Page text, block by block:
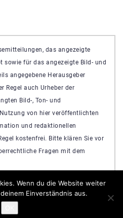
das angezeigte
sowie für das angezeigte Bild- und
angegebene Herausgeber
Regel auch Urheber der
Bild-, Ton- und
von hier veröffentlichten
und redaktionellen
kostenfrei. Bitte klären Sie vor
Fragen mit dem
WordPress Theme
Wenn du die Website weiter
Einverständnis aus.